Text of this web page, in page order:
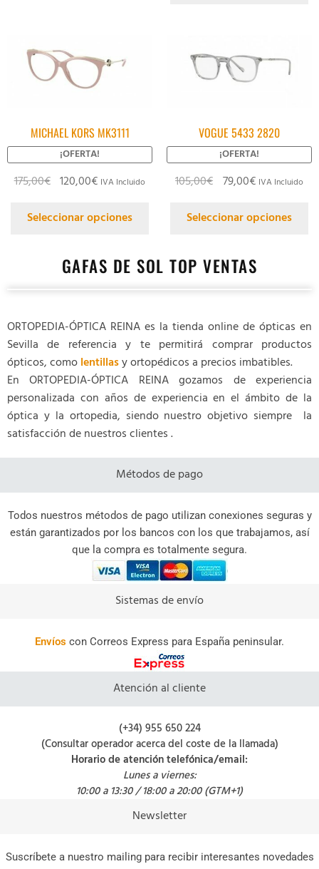
MICHAEL KORS MK3111
¡OFERTA!
175,00€ 120,00€ IVA Incluido
Seleccionar opciones
VOGUE 5433 2820
¡OFERTA!
105,00€ 79,00€ IVA Incluido
Seleccionar opciones
GAFAS DE SOL TOP VENTAS
ORTOPEDIA-ÓPTICA REINA es la tienda online de ópticas en
Sevilla de referencia y te permitirá comprar productos
ópticos, comolentillasy ortopédicos a precios imbatibles.
En ORTOPEDIA-ÓPTICA REINA gozamos de experiencia
personalizada con años de experiencia en el ámbito de la
óptica y la ortopedia, siendo nuestro objetivo siempre la
satisfacción de nuestros clientes .
Métodos de pago
Todos nuestros métodos de pago utilizan conexiones seguras y
están garantizados por los bancos con los que trabajamos, así
que la compra es totalmente segura.
Sistemas de envío
Envíos con Correos Express para España peninsular.
Atención al cliente
(+34) 955 650 224
(Consultar operador acerca del coste de la llamada)
Horario de atención telefónica/email:
Lunes a viernes:
10:00 a 13:30 / 18:00 a 20:00 (GTM+1)
Newsletter
Suscríbete a nuestro mailing para recibir interesantes novedades